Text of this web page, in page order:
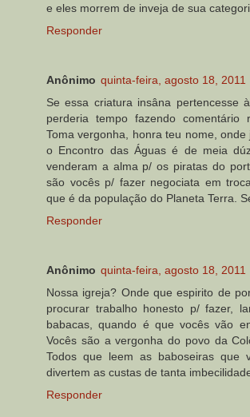
e eles morrem de inveja de sua
Responder
Anônimo quinta-feira, agosto 18, 2011
Se essa criatura insâna pertencesse
perderia tempo fazendo comentário
Toma vergonha, honra teu nome,
o Encontro das Águas é de meia
venderam a alma p/ os piratas do
são vocês p/ fazer negociata em
que é da população do Planeta Terra.
Responder
Anônimo quinta-feira, agosto 18, 2011
Nossa igreja? Onde que espirito de
procurar trabalho honesto p/ fazer,
babacas, quando é que vocês vão
Vocês são a vergonha do povo da
Todos que leem as baboseiras que
divertem as custas de tanta
Responder